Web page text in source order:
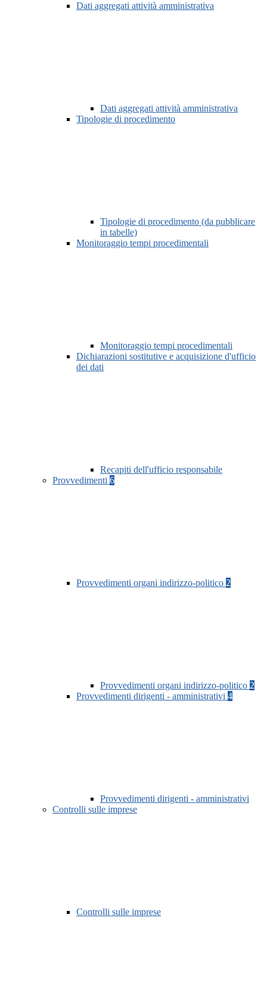
Dati aggregati attività amministrativa
Dati aggregati attività amministrativa
Tipologie di procedimento
Tipologie di procedimento (da pubblicare
in tabelle)
Monitoraggio tempi procedimentali
Monitoraggio tempi procedimentali
Dichiarazioni sostitutive e acquisizione d'ufficio
dei dati
Recapiti dell'ufficio responsabile
Provvedimenti 6
Provvedimenti organi indirizzo-politico 2
Provvedimenti organi indirizzo-politico 2
Provvedimenti dirigenti - amministrativi 4
Provvedimenti dirigenti - amministrativi
Controlli sulle imprese
Controlli sulle imprese